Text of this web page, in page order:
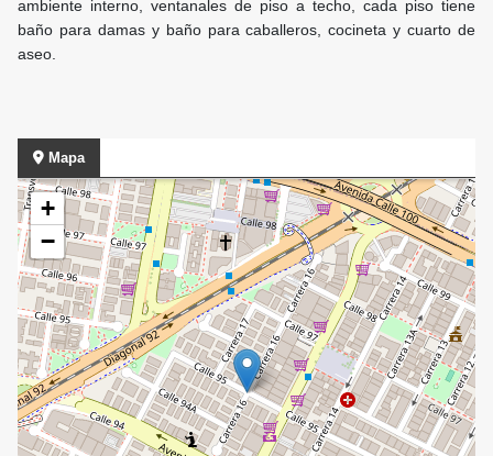
ambiente interno, ventanales de piso a techo, cada piso tiene
baño para damas y baño para caballeros, cocineta y cuarto de
aseo.
Mapa
+
−